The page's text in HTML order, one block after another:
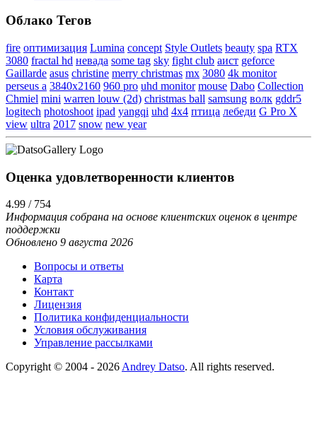
Облако Тегов
fire оптимизация Lumina concept Style Outlets beauty spa RTX
3080 fractal hd невада some tag sky fight club аист geforce
Gaillarde asus christine merry christmas mx 3080 4k monitor
perseus a 3840x2160 960 pro uhd monitor mouse Dabo Collection
Chmiel mini warren louw (2d) christmas ball samsung волк gddr5
logitech photoshoot ipad yangqi uhd 4x4 птица лебеди G Pro X
view ultra 2017 snow new year
Оценка удовлетворенности клиентов
4.99 / 754
Информация собрана на основе клиентских оценок в центре
поддержки
Обновлено 9 августа 2026
Вопросы и ответы
Карта
Контакт
Лицензия
Политика конфиденциальности
Условия обслуживания
Управление рассылками
Copyright © 2004 - 2026Andrey Datso. All rights reserved.